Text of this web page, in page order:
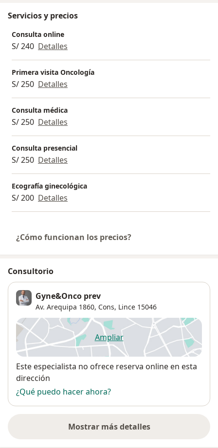
Servicios y precios
Consulta online
S/ 240 Detalles
Primera visita Oncología
S/ 250 Detalles
Consulta médica
S/ 250 Detalles
Consulta presencial
S/ 250 Detalles
Ecografía ginecológica
S/ 200 Detalles
¿Cómo funcionan los precios?
Consultorio
Gyne&Onco prev
Av. Arequipa 1860, Cons, Lince 15046
Ampliarse abre en una nueva
Disponibilidad
Este especialista no ofrece reserva online en esta
dirección
¿Qué puedo hacer ahora?
Mostrar más detalles
sobre la dirección